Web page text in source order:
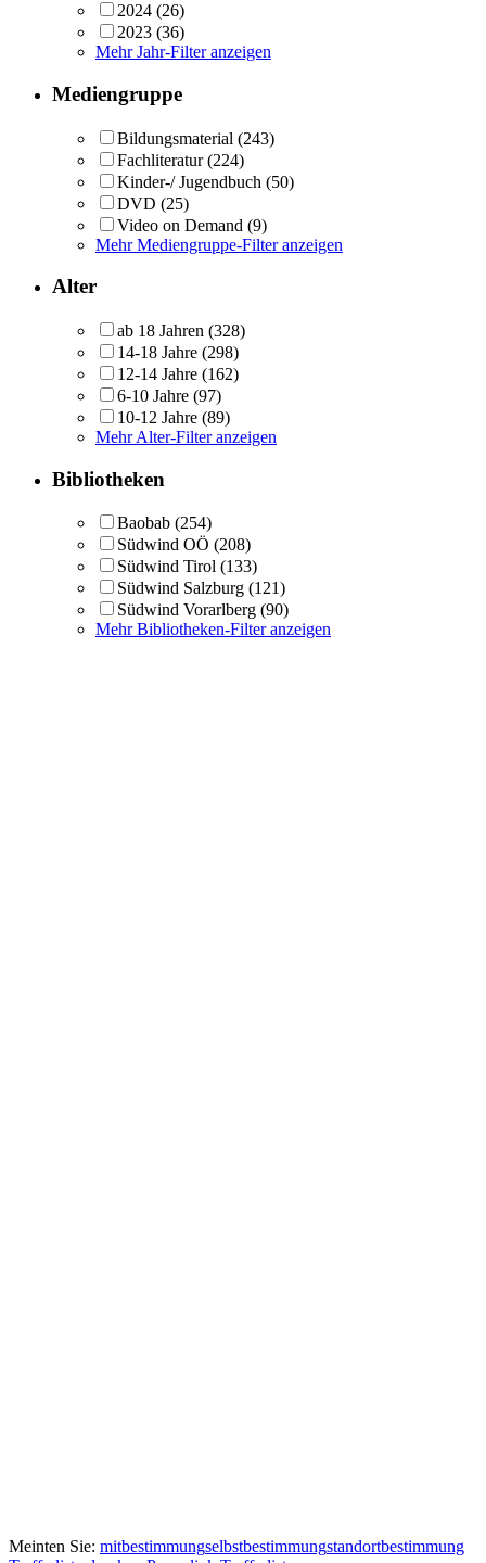
2024 (26)
2023 (36)
Mehr Jahr-Filter anzeigen
Mediengruppe
Bildungsmaterial (243)
Fachliteratur (224)
Kinder-/ Jugendbuch (50)
DVD (25)
Video on Demand (9)
Mehr Mediengruppe-Filter anzeigen
Alter
ab 18 Jahren (328)
14-18 Jahre (298)
12-14 Jahre (162)
6-10 Jahre (97)
10-12 Jahre (89)
Mehr Alter-Filter anzeigen
Bibliotheken
Baobab (254)
Südwind OÖ (208)
Südwind Tirol (133)
Südwind Salzburg (121)
Südwind Vorarlberg (90)
Mehr Bibliotheken-Filter anzeigen
Meinten Sie: mitbestimmungselbstbestimmungstandortbestimmung